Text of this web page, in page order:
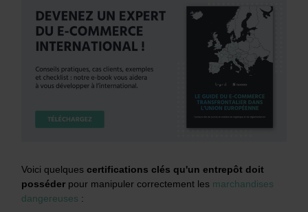
Voici quelques certifications clés qu'un entrepôt doit
posséder pour manipuler correctement les marchandises
dangereuses :